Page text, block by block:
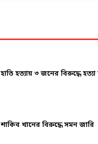
হাতি হত্যায় ৩ জনের বিরুদ্ধে হত্যা
শাকিব খানের বিরুদ্ধে সমন জারি